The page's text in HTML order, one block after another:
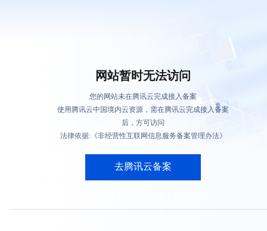
网站暂时无法访问
您的网站未在腾讯云完成接入备案
使用腾讯云中国境内云资源，需在腾讯云完成接入备案
后，方可访问
法律依据:《非经营性互联网信息服务备案管理办法》
去腾讯云备案